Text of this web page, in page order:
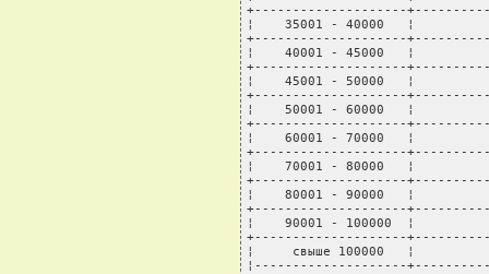
+--------------------
¦    35001 - 40000   ¦
+--------------------
¦    40001 - 45000   ¦
+--------------------
¦    45001 - 50000   ¦
+--------------------
¦    50001 - 60000   ¦
+--------------------
¦    60001 - 70000   ¦
+--------------------
¦    70001 - 80000   ¦
+--------------------
¦    80001 - 90000   ¦
+--------------------
¦    90001 - 100000  ¦
+--------------------
¦     свыше 100000   ¦
¦--------------------